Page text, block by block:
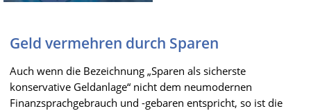
Geld vermehren durch Sparen
Auch wenn die Bezeichnung „Sparen als sicherste
konservative Geldanlage“ nicht dem neumodernen
Finanzsprachgebrauch und -gebaren entspricht, so ist die